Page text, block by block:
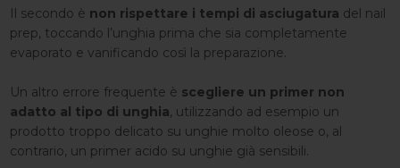
Il secondo è non rispettare i tempi di asciugatura del nail
prep, toccando l’unghia prima che sia completamente
evaporato e vanificando così la preparazione.
Un altro errore frequente è scegliere un primer non
adatto al tipo di unghia, utilizzando ad esempio un
prodotto troppo delicato su unghie molto oleose o, al
contrario, un primer acido su unghie già sensibili.